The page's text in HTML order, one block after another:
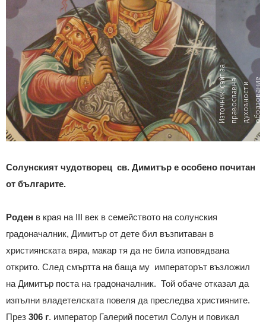
И
з
т
о
ч
н
и
к:
с а
й
т
з
а
п
р
а
в
о
с
л
а
в н
а
д
у
х
о
в
н
о
с
т и
о
б
р
а
з
о
в
а
н и
е
"
s
v
e
t
l
i
n
a
t
a
- n
a
-
h
r
a
m
a
Солунският чудотворец св. Димитър е особено почитан
от българите.
Роден в края на III век в семейството на солунския
градоначалник, Димитър от дете бил възпитаван в
християнската вяра, макар тя да не била изповядвана
открито. След смъртта на баща му императорът възложил
на Димитър поста на градоначалник. Той обаче отказал да
изпълни владетелската повеля да преследва християните.
През 306 г. император Галерий посетил Солун и повикал